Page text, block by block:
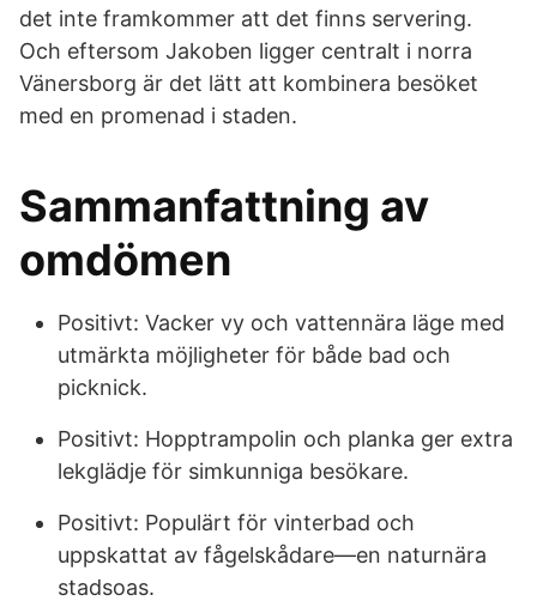
det inte framkommer att det finns servering.
Och eftersom Jakoben ligger centralt i norra
Vänersborg är det lätt att kombinera besöket
med en promenad i staden.
Sammanfattning av
omdömen
Positivt: Vacker vy och vattennära läge med
utmärkta möjligheter för både bad och
picknick.
Positivt: Hopptrampolin och planka ger extra
lekglädje för simkunniga besökare.
Positivt: Populärt för vinterbad och
uppskattat av fågelskådare—en naturnära
stadsoas.